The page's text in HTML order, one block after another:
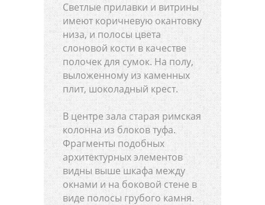
Светлые прилавки и витрины
имеют коричневую окантовку
низа, и полосы цвета
слоновой кости в качестве
полочек для сумок. На полу,
выложенному из каменных
плит, шоколадный крест.
В центре зала старая римская
колонна из блоков туфа.
Фрагменты подобных
архитектурных элементов
видны выше шкафа между
окнами и на боковой стене в
виде полосы грубого камня.